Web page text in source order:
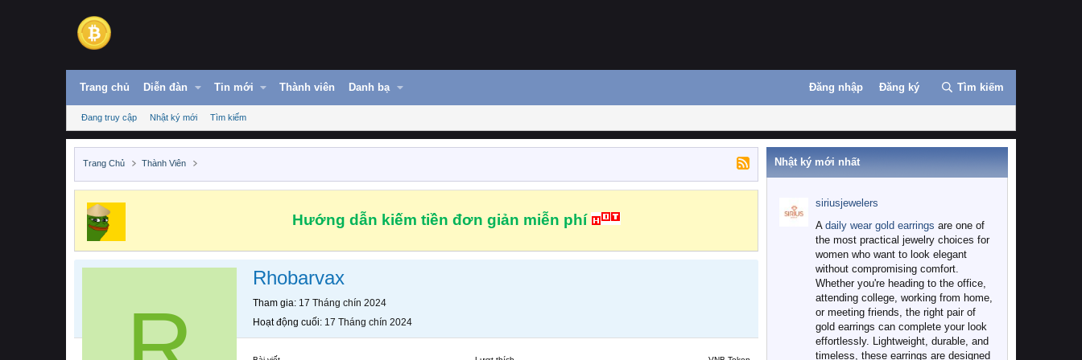
Trang chủ Diễn đàn Tin mới Thành viên Danh bạ Đăng nhập Đăng ký Tìm kiếm
Đang truy cập Nhật ký mới Tìm kiếm
Trang Chủ Thành Viên
Hướng dẫn kiếm tiền đơn giản miễn phí
Rhobarvax
Tham gia 17 Tháng chín 2024
Hoạt động cuối 17 Tháng chín 2024
Nhật ký mới nhất
siriusjewelers
A daily wear gold earrings are one of
the most practical jewelry choices for
women who want to look elegant
without compromising comfort.
Whether you're heading to the office,
attending college, working from home,
or meeting friends, the right pair of
gold earrings can complete your look
effortlessly. Lightweight, durable, and
timeless, these earrings are designed